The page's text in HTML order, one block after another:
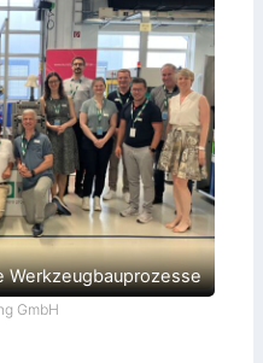
Werkzeugbauprozesse
GmbH